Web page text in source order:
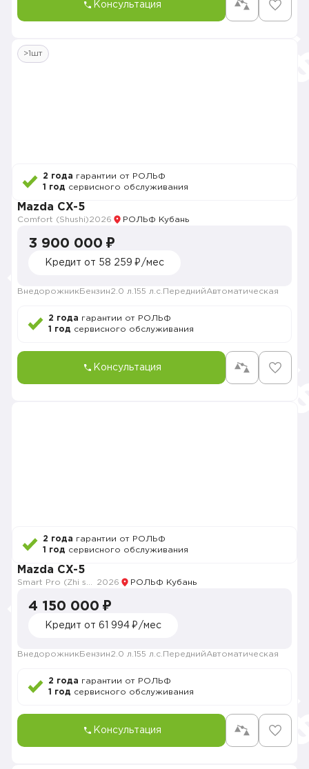
Консультация
>1шт
2 года гарантии от РОЛЬФ
1 год сервисного обслуживания
Mazda CX-5
Comfort (Shushi)2026 РОЛЬФ Кубань
3 900 000 ₽
Кредит от 58 259 ₽/мес
Внедорожник Бензин2.0 л. 155 л.с. ПереднийАвтоматическая
2 года гарантии от РОЛЬФ
1 год сервисного обслуживания
Консультация
2 года гарантии от РОЛЬФ
1 год сервисного обслуживания
Mazda CX-5
2026 РОЛЬФ Кубань
4 150 000 ₽
Кредит от 61 994 ₽/мес
Внедорожник Бензин2.0 л. 155 л.с. ПереднийАвтоматическая
2 года гарантии от РОЛЬФ
1 год сервисного обслуживания
Консультация